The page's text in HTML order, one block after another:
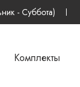
- Суббота)
Комплекты